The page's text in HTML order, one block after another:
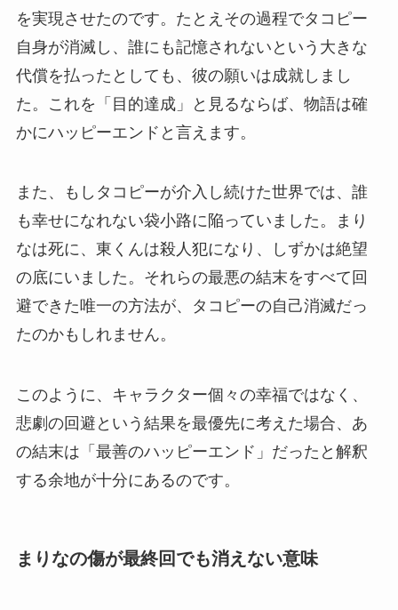
を実現させたのです。たとえその過程でタコピー
自身が消滅し、誰にも記憶されないという大きな
代償を払ったとしても、彼の願いは成就しまし
た。これを「目的達成」と見るならば、物語は確
かにハッピーエンドと言えます。
また、もしタコピーが介入し続けた世界では、誰
も幸せになれない袋小路に陥っていました。まり
なは死に、東くんは殺人犯になり、しずかは絶望
の底にいました。それらの最悪の結末をすべて回
避できた唯一の方法が、タコピーの自己消滅だっ
たのかもしれません。
このように、キャラクター個々の幸福ではなく、
悲劇の回避という結果を最優先に考えた場合、あ
の結末は「最善のハッピーエンド」だったと解釈
する余地が十分にあるのです。
まりなの傷が最終回でも消えない意味